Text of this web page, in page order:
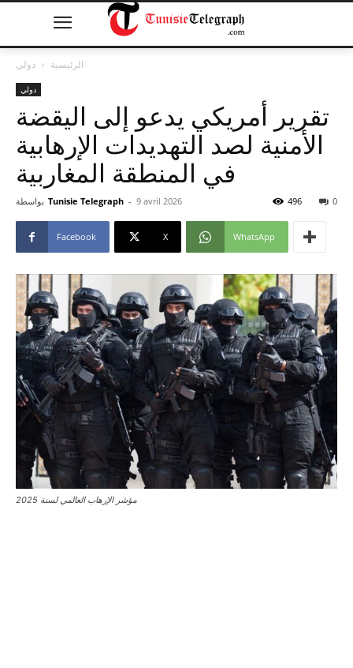
الرئيسية دولي
دولي
تقرير أمريكي يدعو إلى اليقضة
الأمنية لصد التهديدات الإرهابية
في المنطقة المغاربية
بواسطة Tunisie Telegraph - 9 avril 2026 0
496
Facebook X WhatsApp
مؤشر الإرهاب العالمي لسنة 2025